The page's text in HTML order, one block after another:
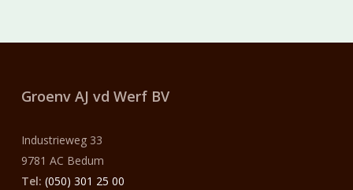
Groenv AJ vd WerfBV
Industrieweg 33
9781 AC Bedum
Tel: (050) 301 25 00